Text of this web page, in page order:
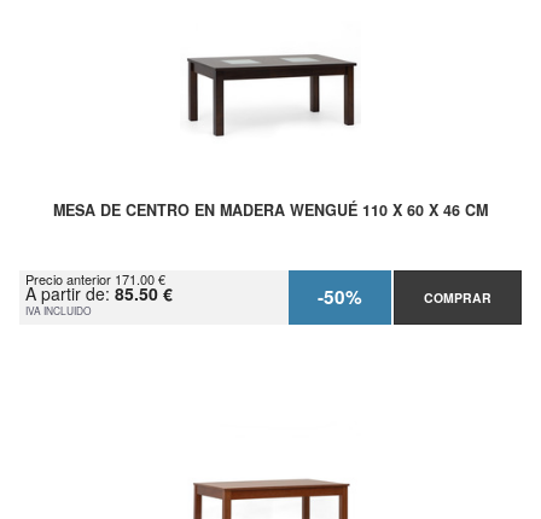
MESA DE CENTRO EN MADERA WENGUÉ 110 X 60 X 46 CM
Precio anterior 171.00 €
A partir de: 85.50 €
IVA INCLUIDO -50% COMPRAR